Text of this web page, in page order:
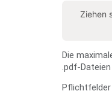
Ziehen
Die
.pdf-